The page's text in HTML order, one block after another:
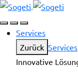
Services
Zurück Services
Innovative